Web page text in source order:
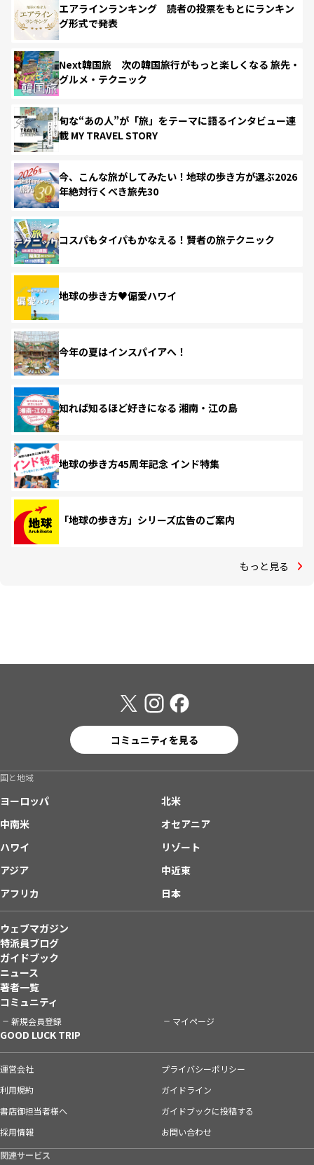
エアラインランキング 読者の投票をもとにランキン
グ形式で発表
Next韓国旅 次の韓国旅行がもっと楽しくなる 旅先・
グルメ・テクニック
旬な“あの人”が「旅」をテーマに語るインタビュー連
載 MY TRAVEL STORY
今、こんな旅がしてみたい！地球の歩き方が選ぶ2026
年絶対行くべき旅先30
コスパもタイパもかなえる！賢者の旅テクニック
地球の歩き方♥偏愛ハワイ
今年の夏はインスパイアへ！
知れば知るほど好きになる 湘南・江の島
地球の歩き方45周年記念 インド特集
「地球の歩き方」シリーズ広告のご案内
もっと見る
コミュニティを見る
国と地域
ヨーロッパ
北米
中南米
オセアニア
ハワイ
リゾート
アジア
中近東
アフリカ
日本
ウェブマガジン
特派員ブログ
ガイドブック
ニュース
著者一覧
コミュニティ
新規会員登録 マイページ
GOOD LUCK TRIP
運営会社
プライバシーポリシー
利用規約
ガイドライン
書店御担当者様へ
ガイドブックに投稿する
採用情報
お問い合わせ
関連サービス